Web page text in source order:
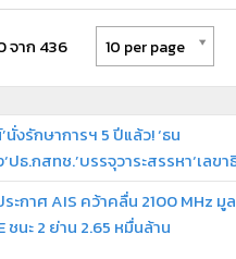
จาก 436 10 per page
นั่งรักษาการฯ 5 ปีแล้ว! ‘ธน
ปธ.กสทช.’บรรจุวาระสรรหา‘เลขา
ระกาศ AIS คว้าคลื่น 2100 MHz มู
ชนะ 2 ย่าน 2.65 หมื่นล้าน